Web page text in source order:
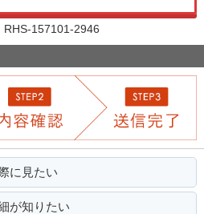
RHS-157101-2946
に見たい
が知りたい